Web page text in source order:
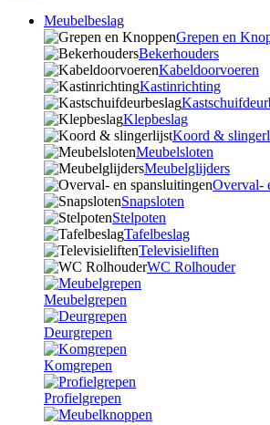
Meubelbeslag
Grepen en
Bekerhouders
Kabeldoorvoeren
Kastinrichting
Klepbeslag
Koord &
Meubelsloten
Meubelglijders
Overval-
Snapsloten
Stelpoten
Tafelbeslag
Televisieliften
WC Rolhouder
Meubelgrepen
Deurgrepen
Komgrepen
Profielgrepen